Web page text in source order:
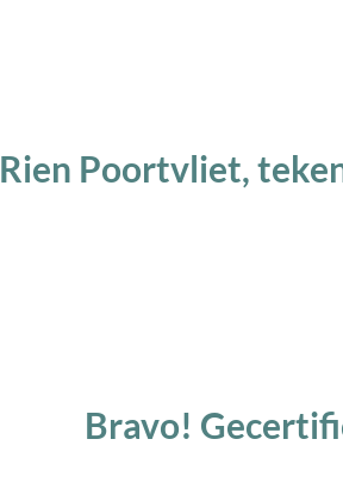
Rien Poortvliet,
Bravo!